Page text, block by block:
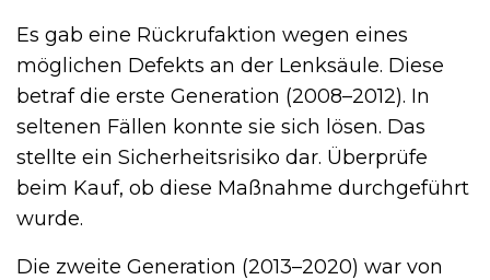
Es gab eine Rückrufaktion wegen eines
möglichen Defekts an der Lenksäule. Diese
betraf die erste Generation (2008–2012). In
seltenen Fällen konnte sie sich lösen. Das
stellte ein Sicherheitsrisiko dar. Überprüfe
beim Kauf, ob diese Maßnahme durchgeführt
wurde.
Die zweite Generation (2013–2020) war von